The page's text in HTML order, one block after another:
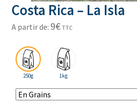
Costa Rica – La Isla
A partir de: 9€ TTC
250g 1kg